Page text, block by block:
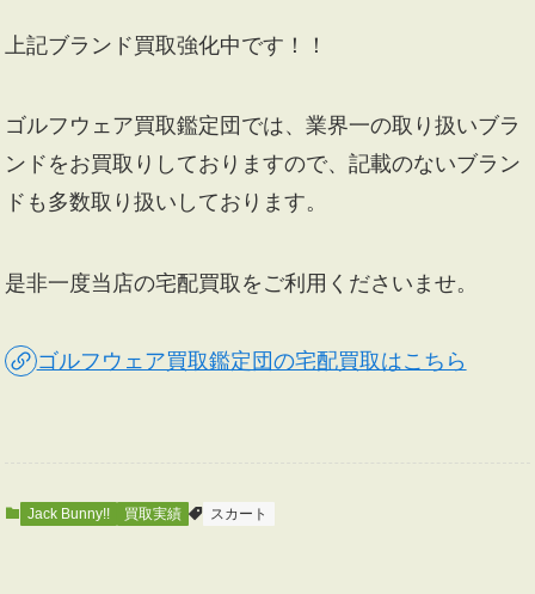
上記ブランド買取強化中です！！
ゴルフウェア買取鑑定団では、業界一の取り扱いブラ
ンドをお買取りしておりますので、記載のないブラン
ドも多数取り扱いしております。
是非一度当店の宅配買取をご利用くださいませ。
ゴルフウェア買取鑑定団の宅配買取はこちら
Jack Bunny!! 買取実績 スカート